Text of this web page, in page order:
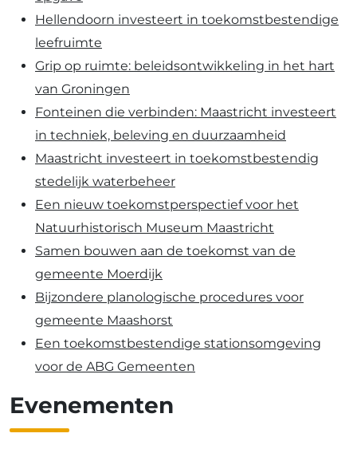
Hellendoorn investeert in toekomstbestendige
leefruimte
Grip op ruimte: beleidsontwikkeling in het hart
van Groningen
Fonteinen die verbinden: Maastricht investeert
in techniek, beleving en duurzaamheid
Maastricht investeert in toekomstbestendig
stedelijk waterbeheer
Een nieuw toekomstperspectief voor het
Natuurhistorisch Museum Maastricht
Samen bouwen aan de toekomst van de
gemeente Moerdijk
Bijzondere planologische procedures voor
gemeente Maashorst
Een toekomstbestendige stationsomgeving
voor de ABG Gemeenten
Evenementen